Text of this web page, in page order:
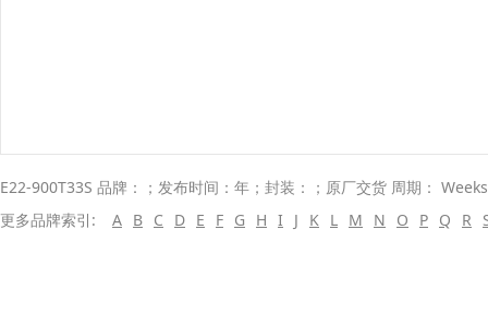
E22-900T33S 品牌：；发布时间：年；封装：；原厂交货 周期：
更多品牌索引:
A B C D E F G H I J K L M N O P Q R